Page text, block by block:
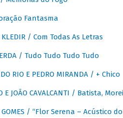
Fantasma
KLEDIR / Com Todas As Letras
/ Tudo Tudo Tudo Tudo
DO RIO E PEDRO MIRANDA / + Chico
E JOÃO CAVALCANTI / Batista,
GOMES / “Flor Serena – Acústico